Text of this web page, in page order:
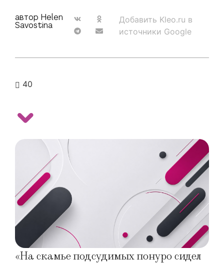
автор Helen
Savostina
Добавить Kleo.ru в
источники Google
40
«На скамье подсудимых понуро сидел